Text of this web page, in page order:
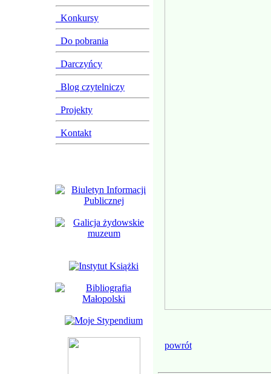
Konkursy
Do pobrania
Darczyńcy
Blog czytelniczy
Projekty
Kontakt
powrót